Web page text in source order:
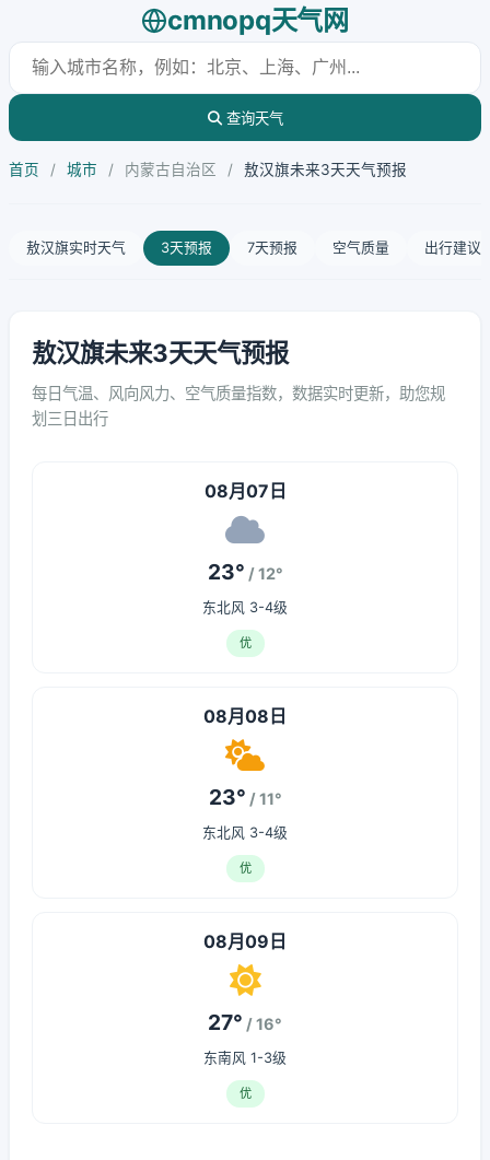
cmnopq天气网
查询天气
首页 / 城市 / 内蒙古自治区 / 敖汉旗未来3天天气预报
敖汉旗实时天气 3天预报 7天预报 空气质量 出行建议
敖汉旗未来3天天气预报
每日气温、风向风力、空气质量指数，数据实时更新，助您规
划三日出行
08月07日
23° / 12°
东北风 3-4级
优
08月08日
23° / 11°
东北风 3-4级
优
08月09日
27° / 16°
东南风 1-3级
优